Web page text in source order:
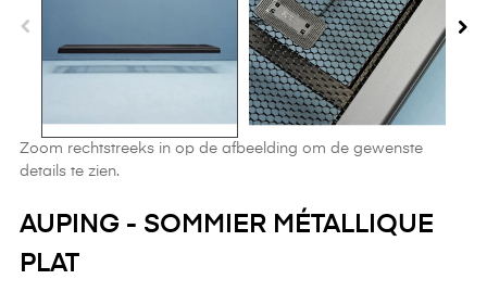
Zoom rechtstreeks in op de afbeelding om de gewenste
details te zien.
AUPING - SOMMIER MÉTALLIQUE
PLAT